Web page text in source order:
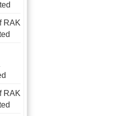
RAK
RAK